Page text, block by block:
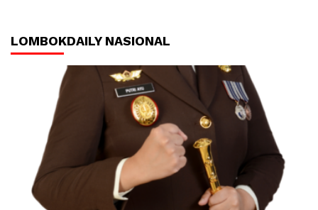
LOMBOKDAILY NASIONAL